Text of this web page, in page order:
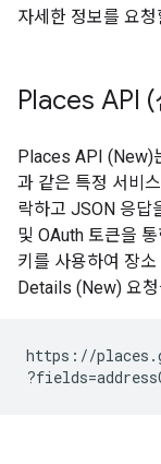
자세한 정보를 요
Places API (
Places API (New)
과 같은 특정 서비
락하고 JSON 응답
및 OAuth 토큰을
키를 사용하여 장
Details (New) 요청
https://